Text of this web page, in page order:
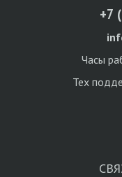
+7
Часы
Тех